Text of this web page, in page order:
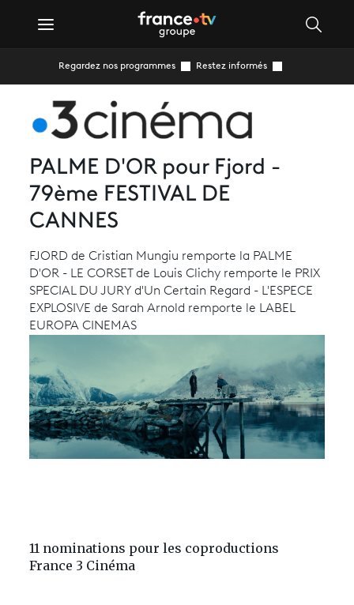
Regardez nos programmes Restez informés
PALME D'OR pour Fjord -
79ème FESTIVAL DE
CANNES
FJORD de Cristian Mungiu remporte la PALME
D'OR - LE CORSET de Louis Clichy remporte le PRIX
SPECIAL DU JURY d'Un Certain Regard - L'ESPECE
EXPLOSIVE de Sarah Arnold remporte le LABEL
EUROPA CINEMAS
11 nominations pour les coproductions
France 3 Cinéma